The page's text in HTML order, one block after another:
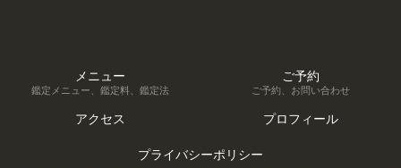
メニュー
鑑定メニュー、鑑定料、鑑定法
ご予約
ご予約、お問い合わせ
アクセス プロフィール
プライバシーポリシー